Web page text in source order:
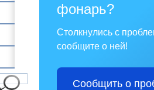
фонарь?
Столкнулись с
сообщите о ней!
Сообщить о